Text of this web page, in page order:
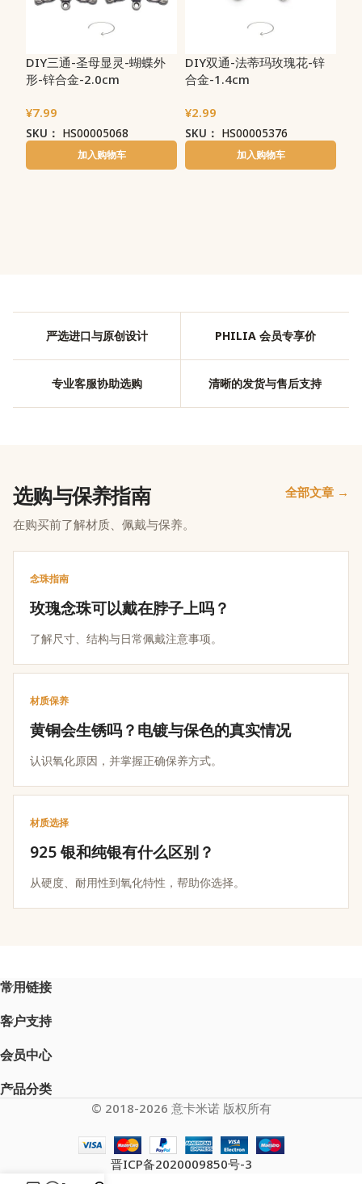
DIY三通-圣母显灵-蝴蝶外
形-锌合金-2.0cm
¥7.99
SKU： HS00005068
加入购物车
DIY双通-法蒂玛玫瑰花-锌
合金-1.4cm
¥2.99
SKU： HS00005376
加入购物车
严选进口与原创设计 PHILIA 会员专享价
专业客服协助选购 清晰的发货与售后支持
选购与保养指南
在购买前了解材质、佩戴与保养。
全部文章 →
念珠指南
玫瑰念珠可以戴在脖子上吗？
了解尺寸、结构与日常佩戴注意事项。
材质保养
黄铜会生锈吗？电镀与保色的真实情况
认识氧化原因，并掌握正确保养方式。
材质选择
925 银和纯银有什么区别？
从硬度、耐用性到氧化特性，帮助你选择。
常用链接
客户支持
会员中心
产品分类
© 2018-2026 意卡米诺 版权所有
晋ICP备2020009850号-3